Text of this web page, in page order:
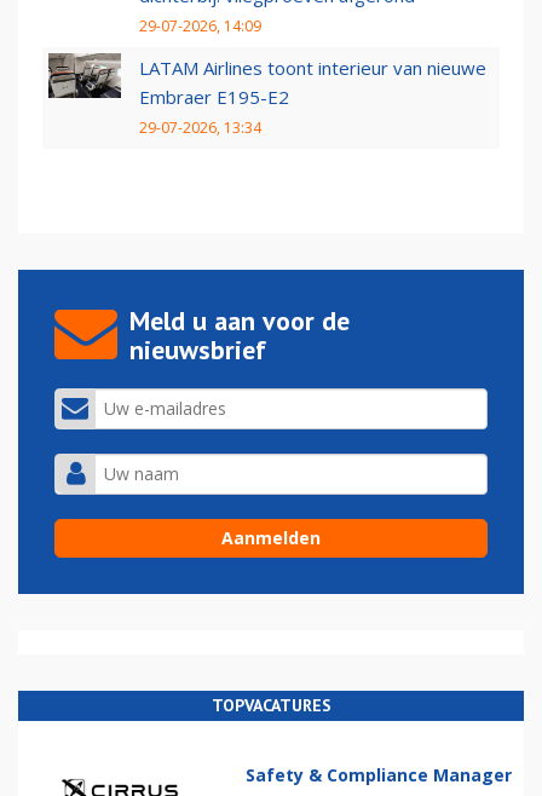
29-07-2026, 14:09
LATAM Airlines toont interieur van nieuwe
Embraer E195-E2
29-07-2026, 13:34
Meld u aan voor de
nieuwsbrief
TOPVACATURES
Safety & Compliance Manager